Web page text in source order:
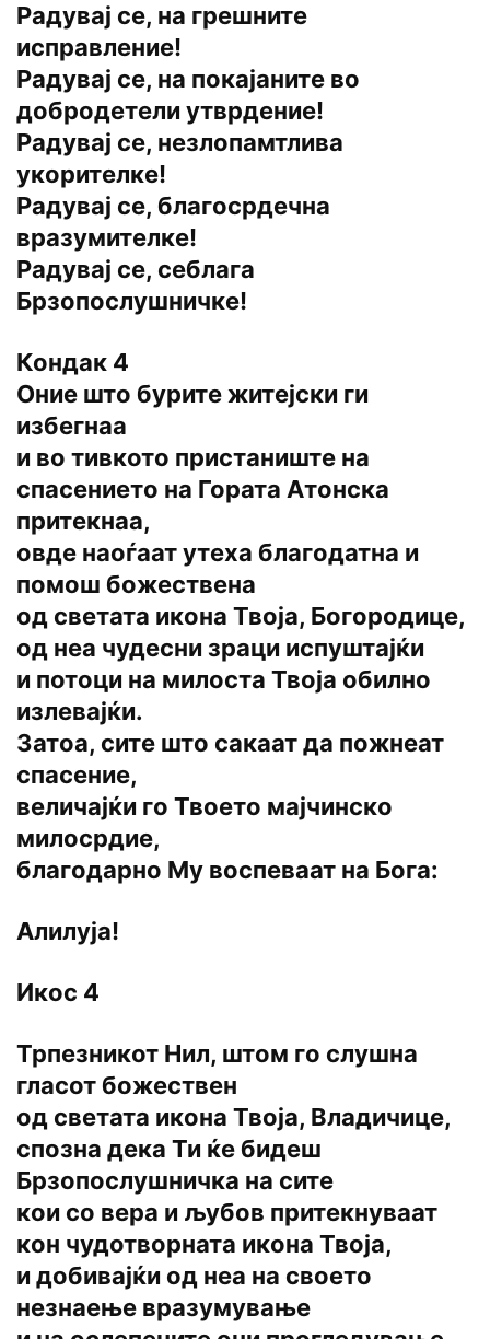
Радувај се, на грешните
исправление!
Радувај се, на покајаните во
добродетели утврдение!
Радувај се, незлопамтлива
укорителке!
Радувај се, благосрдечна
вразумителке!
Радувај се, себлага
Брзопослушничке!
Кондак 4
Оние што бурите житејски ги
избегнаа
и во тивкото пристаниште на
спасението на Гората Атонска
притекнаа,
овде наоѓаат утеха благодатна и
помош божествена
од светата икона Твоја, Богородице,
од неа чудесни зраци испуштајќи
и потоци на милоста Твоја обилно
излевајќи.
Затоа, сите што сакаат да пожнеат
спасение,
величајќи го Твоето мајчинско
милосрдие,
благодарно Му воспеваат на Бога:
Алилуја!
Икос 4
Трпезникот Нил, штом го слушна
гласот божествен
од светата икона Твоја, Владичице,
спозна дека Ти ќе бидеш
Брзопослушничка на сите
кои со вера и љубов притекнуваат
кон чудотворната икона Твоја,
и добивајќи од неа на своето
незнаење вразумување